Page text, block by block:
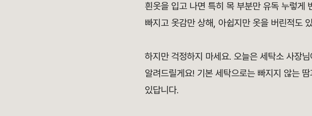
흰옷을 입고 나면 특히 목 부분만 유독 누렇게
빠지고 옷감만 상해, 아쉽지만 옷을 버린적도
하지만 걱정하지 마세요. 오늘은 세탁소 사장
알려드릴게요! 기본 세탁으로는 빠지지 않는
있답니다.